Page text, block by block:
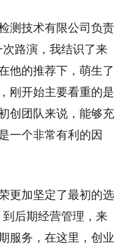
测技术有限公司负责
次路演，我结识了来
他的推荐下，萌生了
刚开始主要看重的是
创团队来说，能够充
一个非常有利的因
更加坚定了最初的选
后期经营管理，来
服务，在这里，创业